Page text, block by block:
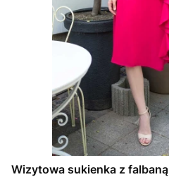
Wizytowa sukienka z falbaną